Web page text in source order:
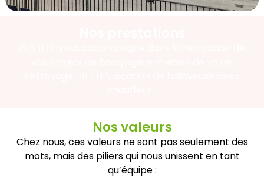
Nos valeurs
Chez nous, ces valeurs ne sont pas seulement des
mots, mais des piliers qui nous unissent en tant
qu’équipe :